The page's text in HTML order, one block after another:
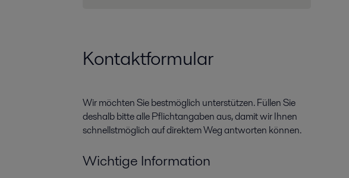
Kontaktformular
Wir möchten Sie bestmöglich unterstützen. Füllen Sie
deshalb bitte alle Pflichtangaben aus, damit wir Ihnen
schnellstmöglich auf direktem Weg antworten können.
Wichtige Information